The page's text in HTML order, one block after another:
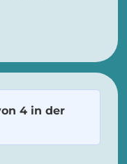
4 in der